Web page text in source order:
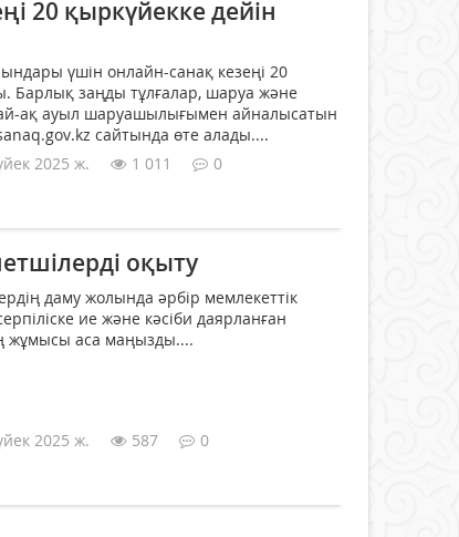
20 қыркүйекке дейін
үшін онлайн-санақ кезеңі 20
Барлық заңды тұлғалар, шаруа және
ақ ауыл шаруашылығымен айналысатын
сайтында өте алады....
2025 ж. 1 011
0
оқыту
даму жолында әрбір мемлекеттік
ие және кәсіби даярланған
жұмысы аса маңызды....
2025 ж. 587
0